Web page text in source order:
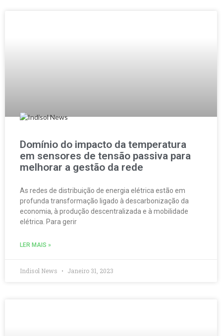
Domínio do impacto da temperatura
em sensores de tensão passiva para
melhorar a gestão da rede
As redes de distribuição de energia elétrica estão em
profunda transformação ligado à descarbonização da
economia, à produção descentralizada e à mobilidade
elétrica. Para gerir
LER MAIS »
Indisol News Janeiro 31, 2023